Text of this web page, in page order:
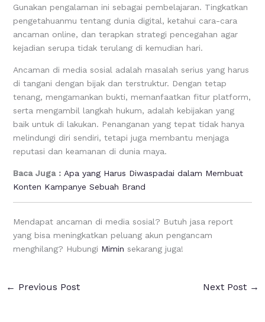
Gunakan pengalaman ini sebagai pembelajaran. Tingkatkan
pengetahuanmu tentang dunia digital, ketahui cara-cara
ancaman online, dan terapkan strategi pencegahan agar
kejadian serupa tidak terulang di kemudian hari.
Ancaman di media sosial adalah masalah serius yang harus
di tangani dengan bijak dan terstruktur. Dengan tetap
tenang, mengamankan bukti, memanfaatkan fitur platform,
serta mengambil langkah hukum, adalah kebijakan yang
baik untuk di lakukan. Penanganan yang tepat tidak hanya
melindungi diri sendiri, tetapi juga membantu menjaga
reputasi dan keamanan di dunia maya.
Baca Juga : Apa yang Harus Diwaspadai dalam Membuat
Konten Kampanye Sebuah Brand
Mendapat ancaman di media sosial? Butuh jasa report
yang bisa meningkatkan peluang akun pengancam
menghilang? Hubungi Mimin sekarang juga!
← Previous Post Next Post →